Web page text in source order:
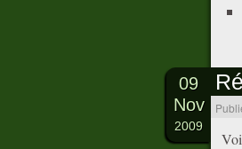
09
Nov
2009